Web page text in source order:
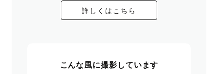
詳しくはこちら
こんな風に撮影しています